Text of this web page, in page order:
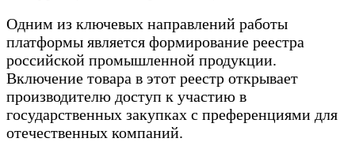
Одним из ключевых направлений работы
платформы является формирование реестра
российской промышленной продукции.
Включение товара в этот реестр открывает
производителю доступ к участию в
государственных закупках с преференциями для
отечественных компаний.